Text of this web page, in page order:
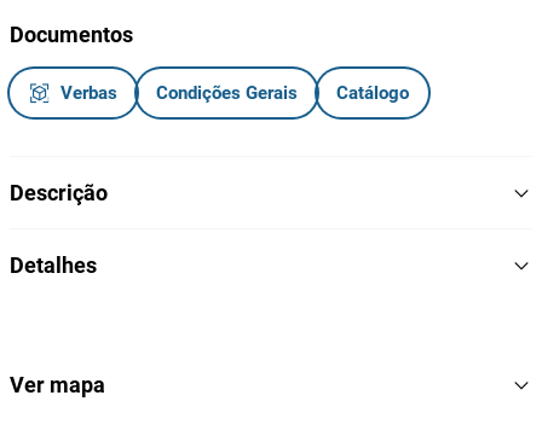
Documentos
Verbas Condições Gerais Catálogo
Descrição
Detalhes
Ver mapa